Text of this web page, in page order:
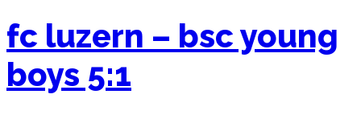
fc luzern – bsc young
boys 5:1